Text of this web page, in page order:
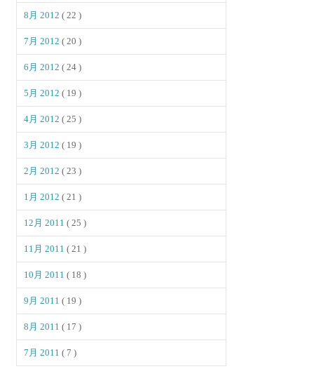
8月 2012( 22 )
7月 2012( 20 )
6月 2012( 24 )
5月 2012( 19 )
4月 2012( 25 )
3月 2012( 19 )
2月 2012( 23 )
1月 2012( 21 )
12月 2011( 25 )
11月 2011( 21 )
10月 2011( 18 )
9月 2011( 19 )
8月 2011( 17 )
7月 2011( 7 )